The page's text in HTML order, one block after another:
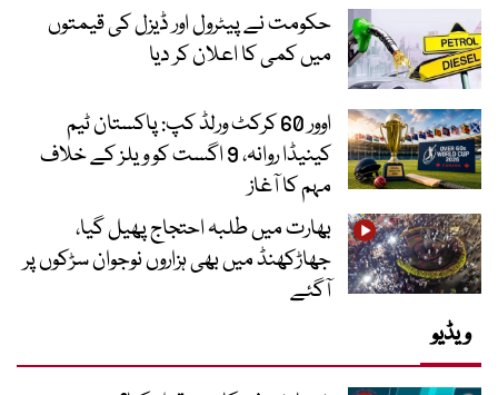
حکومت نے پیٹرول اور ڈیزل کی قیمتوں
میں کمی کا اعلان کر دیا
اوور 60 کرکٹ ورلڈ کپ: پاکستان ٹیم
کینیڈا روانہ، 9 اگست کو ویلز کے خلاف
مہم کا آغاز
بھارت میں طلبہ احتجاج پھیل گیا،
جھاڑکھنڈ میں بھی ہزاروں نوجوان سڑکوں پر
آگئے
ویڈیو